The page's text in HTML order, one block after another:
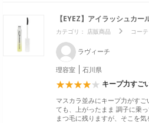
【EYEZ】アイラッシュカー
カテゴリ： 店販商品 コー
ラヴィーチ
理容室 石川県
キープ力すご
マスカラ並みにキープ力がす
ても、上がったまま 調子に乗
まつ毛に残りますが、そこを